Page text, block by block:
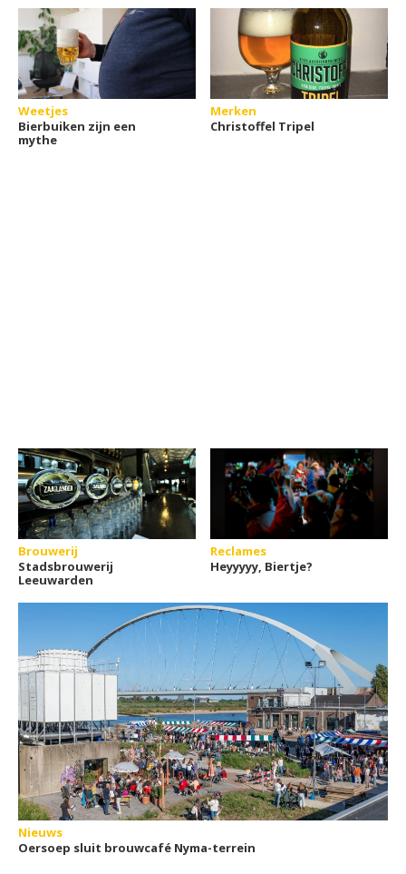
Weetjes
Bierbuiken zijn een
mythe
Merken
Christoffel Tripel
Brouwerij
Stadsbrouwerij
Leeuwarden
Reclames
Heyyyyy, Biertje?
Nieuws
Oersoep sluit brouwcafé Nyma-terrein